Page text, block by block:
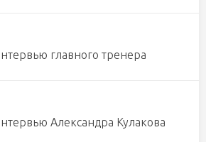
главного тренера
Александра Кулакова